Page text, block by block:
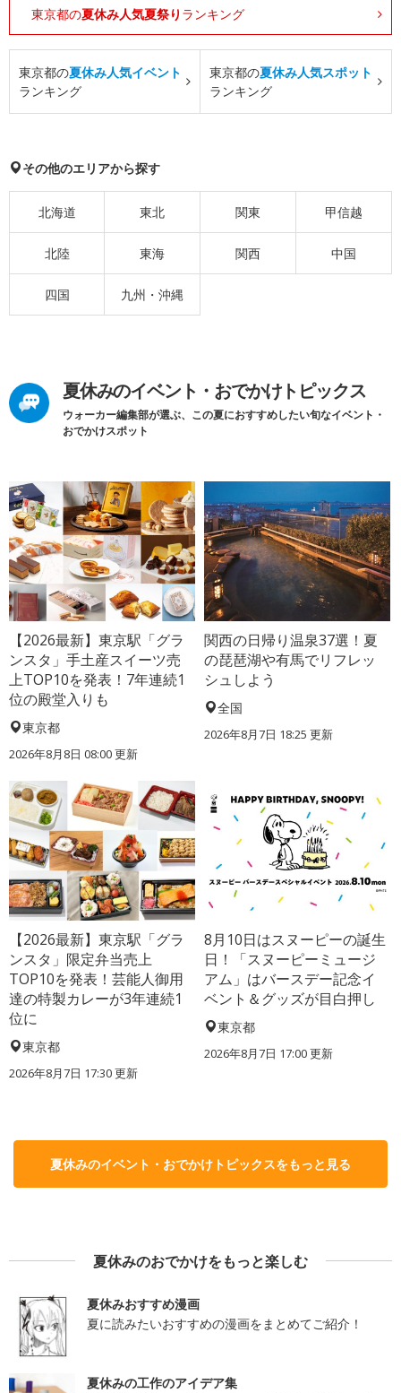
東京都の夏休み人気夏祭り ランキング
東京都の夏休み人気イベント
ランキング
東京都の夏休み人気スポット
ランキング
その他のエリアから探す
北海道 東北 関東 甲信越
北陸 東海 関西 中国
四国 九州・沖縄
夏休みのイベント・おでかけトピックス
ウォーカー編集部が選ぶ、この夏におすすめしたい旬なイベント・
おでかけスポット
【2026最新】東京駅「グラ
ンスタ」手土産スイーツ売
上TOP10を発表！7年連続1
位の殿堂入りも
東京都
2026年8月8日 08:00更新
関西の日帰り温泉37選！夏
の琵琶湖や有馬でリフレッ
シュしよう
全国
2026年8月7日 18:25 更新
【2026最新】東京駅「グラ
ンスタ」限定弁当売上
TOP10を発表！芸能人御用
達の特製カレーが3年連続1
位に
東京都
2026年8月7日 17:30更新
8月10日はスヌーピーの誕生
日！「スヌーピーミュージ
アム」はバースデー記念イ
ベント＆グッズが目白押し
東京都
2026年8月7日 17:00更新
夏休みのイベント・おでかけトピックスをもっと見る
夏休みのおでかけをもっと楽しむ
夏休みおすすめ漫画
夏に読みたいおすすめの漫画をまとめてご紹介！
夏休みの工作のアイデア集